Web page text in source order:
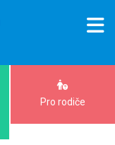
Pro rodiče